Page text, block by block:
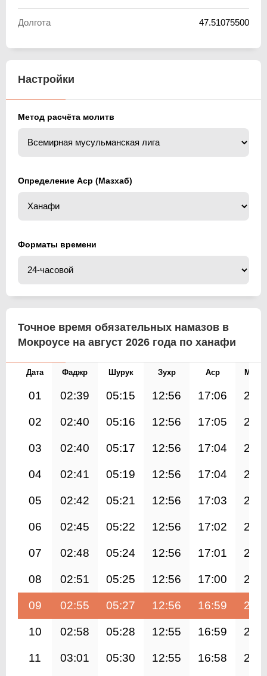
Долгота 47.51075500
Настройки
Метод расчёта молитв
Определение Аср (Мазхаб)
Форматы времени
Точное время обязательных намазов в
Мокроусе на август 2026 года по ханафи
Дата Фаджр Шурук Зухр Аср
01 02:39 05:15 12:56 17:06
02 02:40 05:16 12:56 17:05
03 02:40 05:17 12:56 17:04
04 02:41 05:19 12:56 17:04
05 02:42 05:21 12:56 17:03
06 02:45 05:22 12:56 17:02
07 02:48 05:24 12:56 17:01
08 02:51 05:25 12:56 17:00
09 02:55 05:27 12:56 16:59
10 02:58 05:28 12:55 16:59
11 03:01 05:30 12:55 16:58